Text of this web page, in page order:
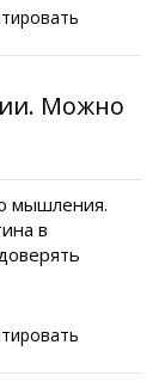
Можно
мышления.
в